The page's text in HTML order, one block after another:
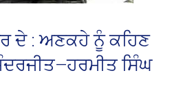
ਦੇ : ਅਣਕਹੇ ਨੂੰ ਕਹਿਣ
ਸਿੰਘ